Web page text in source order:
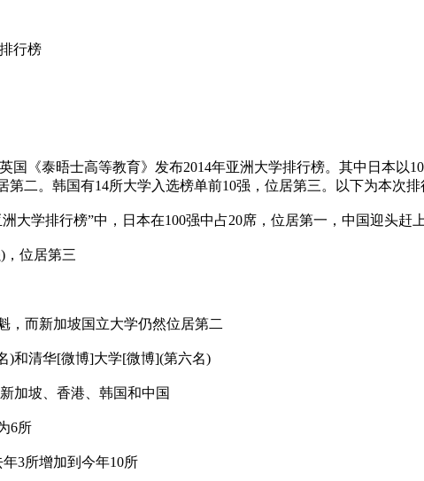
行榜
《泰晤士高等教育》发布2014年亚洲大学排行榜。其中日本以
二。韩国有14所大学入选榜单前10强，位居第三。以下为本次排
学排行榜”中，日本在100强中占20席，位居第一，中国迎头赶
位居第三
而新加坡国立大学仍然位居第二
清华[微博]大学[微博](第六名)
加坡、香港、韩国和中国
6所
3所增加到今年10所